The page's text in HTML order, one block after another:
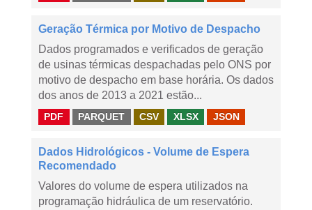
Geração Térmica por Motivo de Despacho
Dados programados e verificados de geração
de usinas térmicas despachadas pelo ONS por
motivo de despacho em base horária. Os dados
dos anos de 2013 a 2021 estão...
PDF PARQUET CSV XLSX JSON
Dados Hidrológicos - Volume de Espera
Recomendado
Valores do volume de espera utilizados na
programação hidráulica de um reservatório.